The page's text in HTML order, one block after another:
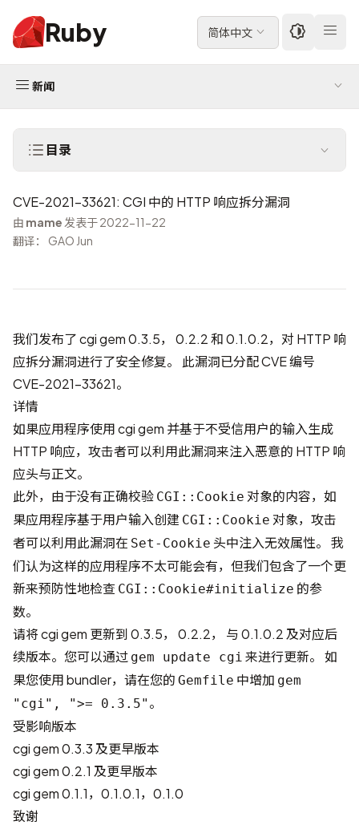
Ruby 简体中文
新闻
目录
CVE-2021-33621: CGI 中的 HTTP 响应拆分漏洞
由 mame 发表于 2022-11-22
翻译： GAO Jun
我们发布了 cgi gem 0.3.5， 0.2.2 和 0.1.0.2，对 HTTP 响
应拆分漏洞进行了安全修复。 此漏洞已分配 CVE 编号
CVE-2021-33621。
详情
如果应用程序使用 cgi gem 并基于不受信用户的输入生成
HTTP 响应，攻击者可以利用此漏洞来注入恶意的 HTTP 响
应头与正文。
此外，由于没有正确校验 CGI::Cookie 对象的内容，如
果应用程序基于用户输入创建 CGI::Cookie 对象，攻击
者可以利用此漏洞在 Set-Cookie 头中注入无效属性。 我
们认为这样的应用程序不太可能会有，但我们包含了一个更
新来预防性地检查 CGI::Cookie#initialize 的参
数。
请将 cgi gem 更新到 0.3.5， 0.2.2， 与 0.1.0.2 及对应后
续版本。您可以通过 gem update cgi 来进行更新。 如
果您使用 bundler，请在您的 Gemfile 中增加 gem
"cgi", ">= 0.3.5" 。
受影响版本
cgi gem 0.3.3 及更早版本
cgi gem 0.2.1 及更早版本
cgi gem 0.1.1，0.1.0.1，0.1.0
致谢